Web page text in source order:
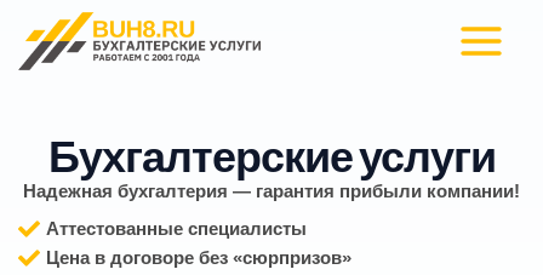
содержимому
Main
Бухгалтерские услуги
Надежная бухгалтерия — гарантия прибыли компании!
Аттестованные специалисты
Цена в договоре без «сюрпризов»